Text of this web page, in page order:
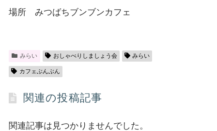
場所 みつばちブンブンカフェ
みらい おしゃべりしましょう会 みらい
カフェぶんぶん
関連の投稿記事
関連記事は見つかりませんでした。